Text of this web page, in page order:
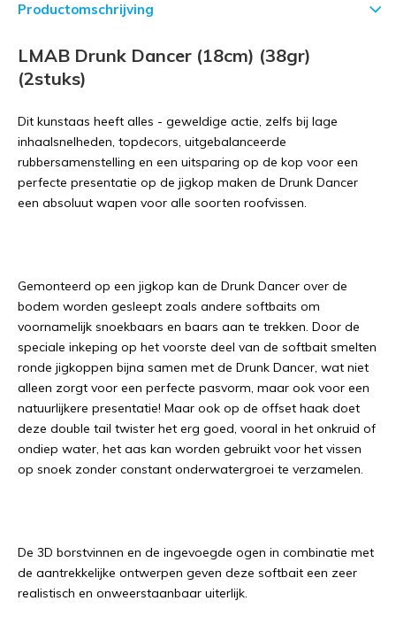
Productomschrijving
LMAB Drunk Dancer (18cm) (38gr)
(2stuks)
Dit kunstaas heeft alles - geweldige actie, zelfs bij lage
inhaalsnelheden, topdecors, uitgebalanceerde
rubbersamenstelling en een uitsparing op de kop voor een
perfecte presentatie op de jigkop maken de Drunk Dancer
een absoluut wapen voor alle soorten roofvissen.
Gemonteerd op een jigkop kan de Drunk Dancer over de
bodem worden gesleept zoals andere softbaits om
voornamelijk snoekbaars en baars aan te trekken. Door de
speciale inkeping op het voorste deel van de softbait smelten
ronde jigkoppen bijna samen met de Drunk Dancer, wat niet
alleen zorgt voor een perfecte pasvorm, maar ook voor een
natuurlijkere presentatie! Maar ook op de offset haak doet
deze double tail twister het erg goed, vooral in het onkruid of
ondiep water, het aas kan worden gebruikt voor het vissen
op snoek zonder constant onderwatergroei te verzamelen.
De 3D borstvinnen en de ingevoegde ogen in combinatie met
de aantrekkelijke ontwerpen geven deze softbait een zeer
realistisch en onweerstaanbaar uiterlijk.